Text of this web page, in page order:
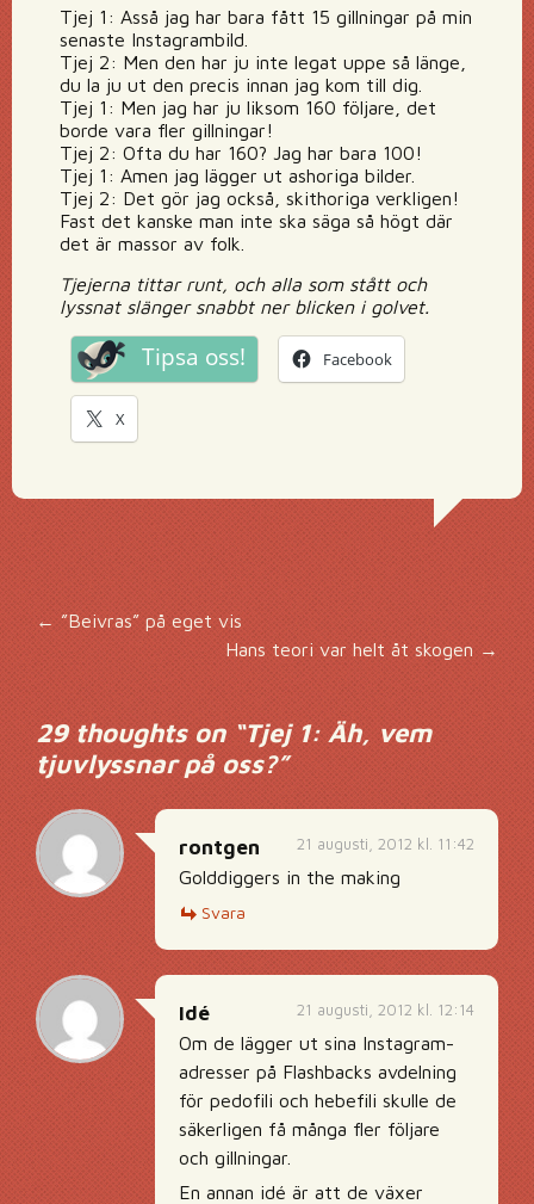
Tjej 1: Asså jag har bara fått 15 gillningar på min
senaste Instagrambild.
Tjej 2: Men den har ju inte legat uppe så länge,
du la ju ut den precis innan jag kom till dig.
Tjej 1: Men jag har ju liksom 160 följare, det
borde vara fler gillningar!
Tjej 2: Ofta du har 160? Jag har bara 100!
Tjej 1: Amen jag lägger ut ashoriga bilder.
Tjej 2: Det gör jag också, skithoriga verkligen!
Fast det kanske man inte ska säga så högt där
det är massor av folk.
Tjejerna tittar runt, och alla som stått och
lyssnat slänger snabbt ner blicken i golvet.
Tipsa oss! Facebook
X
Inläggsnavigering
← ”Beivras” på eget vis
Hans teori var helt åt skogen →
29 thoughts on “Tjej 1: Äh, vem
tjuvlyssnar på oss?”
21 augusti, 2012 kl. 11:42
rontgen
Golddiggers in the making
Svara
21 augusti, 2012 kl. 12:14
Idé
Om de lägger ut sina Instagram-
adresser på Flashbacks avdelning
för pedofili och hebefili skulle de
säkerligen få många fler följare
och gillningar.
En annan idé är att de växer